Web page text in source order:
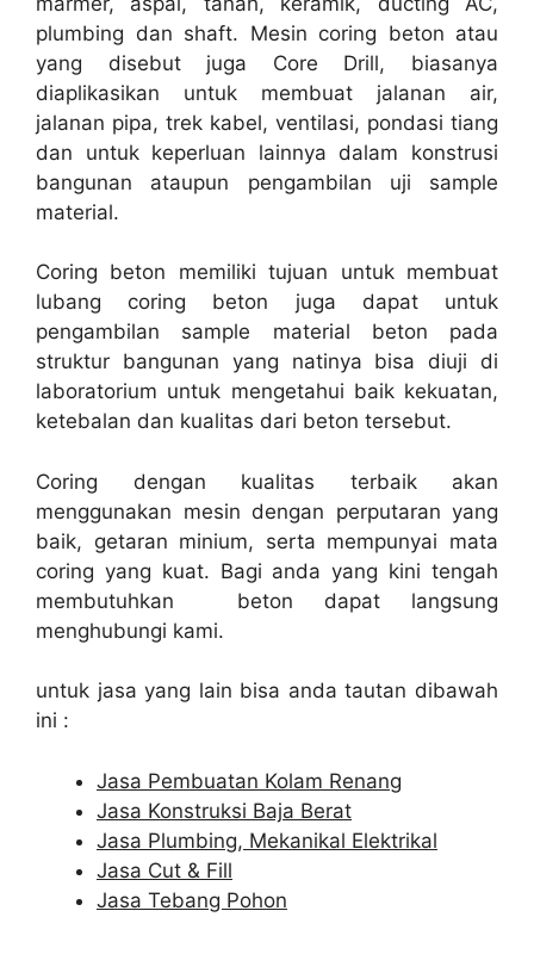
plumbing dan shaft. Mesin coring beton atau
yang disebut juga Core Drill, biasanya
diaplikasikan untuk membuat jalanan air,
jalanan pipa, trek kabel, ventilasi, pondasi tiang
dan untuk keperluan lainnya dalam konstrusi
bangunan ataupun pengambilan uji sample
material.
Coring beton memiliki tujuan untuk membuat
lubang coring beton juga dapat untuk
pengambilan sample material beton pada
struktur bangunan yang natinya bisa diuji di
laboratorium untuk mengetahui baik kekuatan,
ketebalan dan kualitas dari beton tersebut.
Coring dengan kualitas terbaik akan
menggunakan mesin dengan perputaran yang
baik, getaran minium, serta mempunyai mata
coring yang kuat. Bagi anda yang kini tengah
membutuhkan beton dapat langsung
menghubungi kami.
untuk jasa yang lain bisa anda tautan dibawah
ini :
Jasa Pembuatan Kolam Renang
Jasa Konstruksi Baja Berat
Jasa Plumbing, Mekanikal Elektrikal
Jasa Cut & Fill
Jasa Tebang Pohon